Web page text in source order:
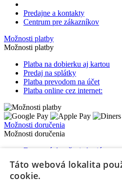
Predajne a kontakty
Centrum pre zákazníkov
Možnosti platby
Možnosti platby
Platba na dobierku aj kartou
Predaj na splátky
Platba prevodom na účet
Platba online cez internet:
Možnosti doručenia
Možnosti doručenia
Expresné doručenie kuriérom
Vynáška a odvoz starého
Packeta - výdajné miesta a Z-
Doručenie do Česka
Táto webová lokalita
cookie.